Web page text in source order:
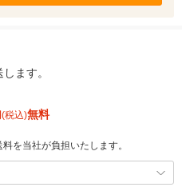
ます。
(税込)無料
を当社が負担いたします。